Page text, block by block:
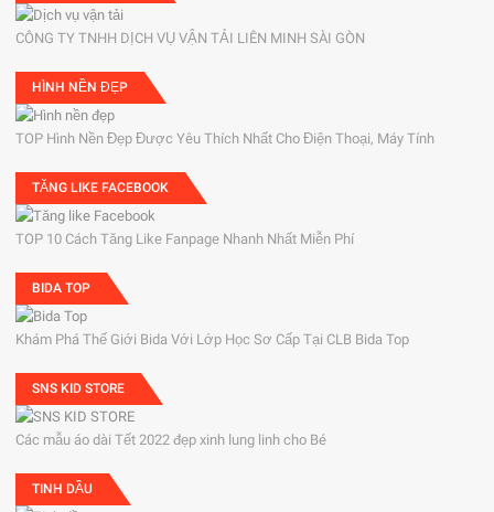
CÔNG TY TNHH DỊCH VỤ VẬN TẢI LIÊN MINH SÀI GÒN
HÌNH NỀN ĐẸP
TOP Hình Nền Đẹp Được Yêu Thích Nhất Cho Điện Thoại, Máy Tính
TĂNG LIKE FACEBOOK
TOP 10 Cách Tăng Like Fanpage Nhanh Nhất Miễn Phí
BIDA TOP
Khám Phá Thế Giới Bida Với Lớp Học Sơ Cấp Tại CLB Bida Top
SNS KID STORE
Các mẫu áo dài Tết 2022 đẹp xinh lung linh cho Bé
TINH DẦU